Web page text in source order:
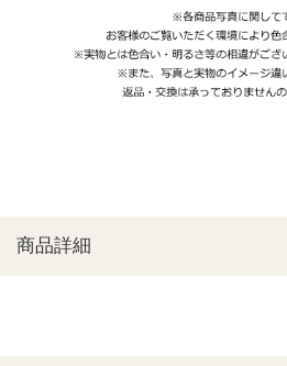
商品詳細